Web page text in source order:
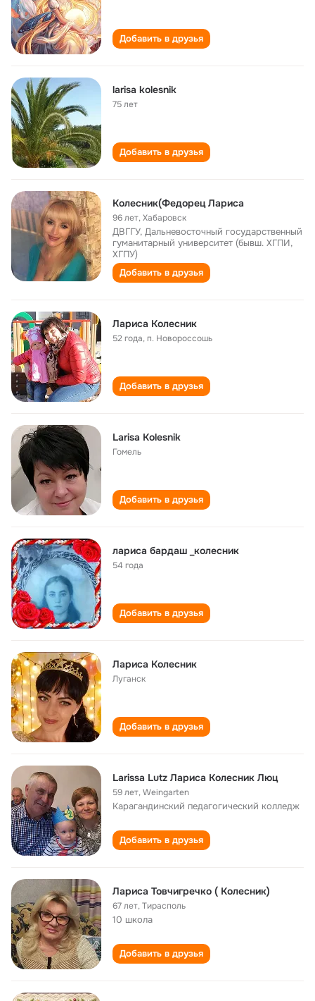
Добавить в друзья
larisa kolesnik
75 лет
Добавить в друзья
Колесник(Федорец Лариса
96 лет,Хабаровск
ДВГГУ, Дальневосточный государственный
гуманитарный университет (бывш. ХГПИ,
ХГПУ)
Добавить в друзья
Лариса Колесник
52 года,п. Новороссошь
Добавить в друзья
Larisa Kolesnik
Гомель
Добавить в друзья
лариса бардаш _колесник
54 года
Добавить в друзья
Лариса Колесник
Луганск
Добавить в друзья
Larissa Lutz Лариса Колесник Люц
59 лет,Weingarten
Карагандинский педагогический колледж
Добавить в друзья
Лариса Товчигречко ( Колесник)
67 лет,Тирасполь
10 школа
Добавить в друзья